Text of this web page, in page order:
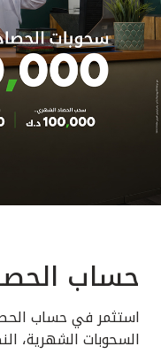
حساب
استثمر في حساب
السحوبات الشهرية،